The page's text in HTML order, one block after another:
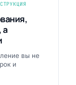
а
вы не
и